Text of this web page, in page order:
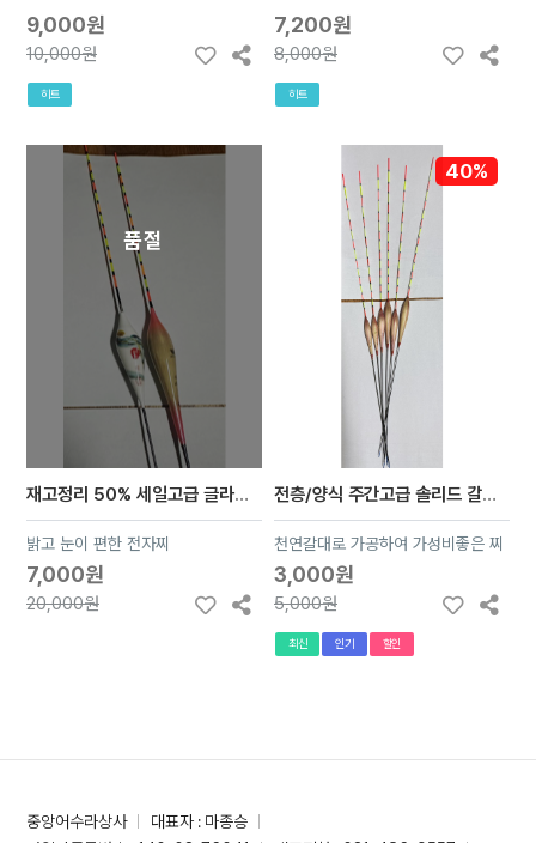
9,000원
10,000원
히트
7,200원
8,000원
히트
품절
재고정리 50% 세일고급 글라스광섬유 전자찌 1개당(배터리 cr-322미포함)
밝고 눈이 편한 전자찌
7,000원
20,000원
40%
전층/양식 주간고급 솔리드 갈대찌 20000원이상 구매시 무료배송
천연갈대로 가공하여 가성비좋은 찌
3,000원
5,000원
최신 인기 할인
중앙어수라상사
대표자 : 마종승